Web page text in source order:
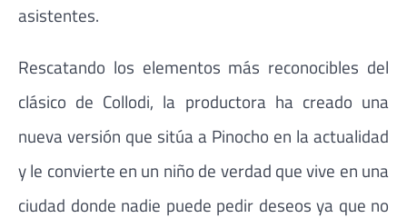
asistentes.
Rescatando los elementos más reconocibles del
clásico de Collodi, la productora ha creado una
nueva versión que sitúa a Pinocho en la actualidad
y le convierte en un niño de verdad que vive en una
ciudad donde nadie puede pedir deseos ya que no